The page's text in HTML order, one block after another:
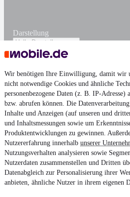
Wir benötigen Ihre Einwilligung, damit wir
nicht notwendige Cookies und ähnliche
personenbezogene Daten (z. B. IP-Adresse)
bzw. abrufen können. Die
Inhalte und Anzeigen (auf unseren und
und Inhaltsmessungen sowie um
Produktentwicklungen zu gewinnen.
Nutzererfahrung innerhalb unserer
Nutzungsverhalten analysieren sowie
Nutzerdaten zusammenstellen und Dritten
Datenabgleich zur Personalisierung ihrer
anbieten, ähnliche Nutzer in ihrem eigenen
Darstellung